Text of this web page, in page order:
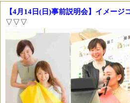
【4月14日(日)事前説明会】イメージ
▽▽▽